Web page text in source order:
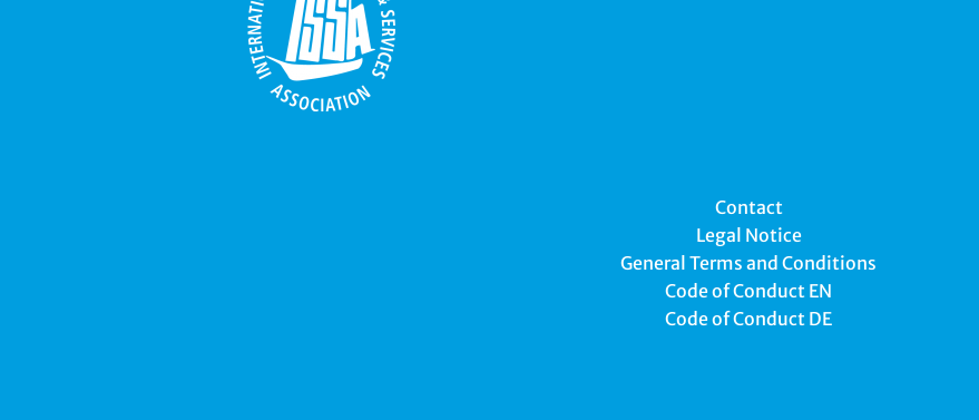
Contact
Legal Notice
General Terms and Conditions
Code of Conduct EN
Code of Conduct DE